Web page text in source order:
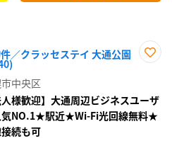
／クラッセステイ 大通公園
録
中央区
人様歓迎】大通周辺ビジネスユーザ
気NO.1★駅近★Wi-Fi光回線無料★
続も可